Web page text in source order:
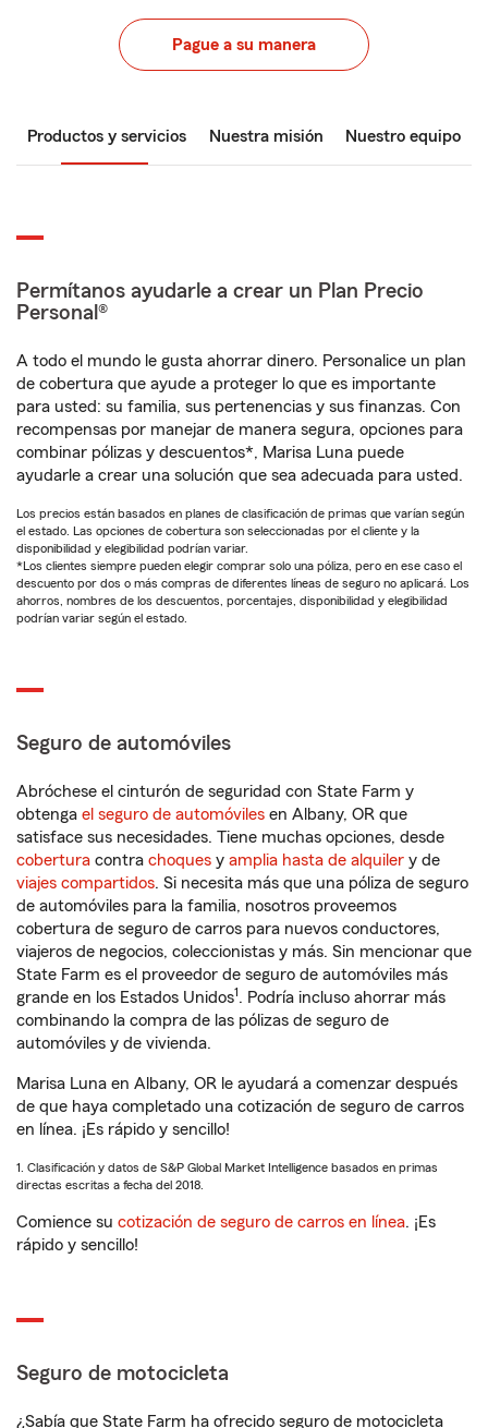
Pague a su manera
Productos y servicios Nuestra misión Nuestro equipo
Permítanos ayudarle a crear un Plan Precio
Personal®
A todo el mundo le gusta ahorrar dinero. Personalice un plan
de cobertura que ayude a proteger lo que es importante
para usted: su familia, sus pertenencias y sus finanzas. Con
recompensas por manejar de manera segura, opciones para
combinar pólizas y descuentos*, Marisa Luna puede
ayudarle a crear una solución que sea adecuada para usted.
Los precios están basados en planes de clasificación de primas que varían según
el estado. Las opciones de cobertura son seleccionadas por el cliente y la
disponibilidad y elegibilidad podrían variar.
*Los clientes siempre pueden elegir comprar solo una póliza, pero en ese caso el
descuento por dos o más compras de diferentes líneas de seguro no aplicará. Los
ahorros, nombres de los descuentos, porcentajes, disponibilidad y elegibilidad
podrían variar según el estado.
Seguro de automóviles
Abróchese el cinturón de seguridad con State Farm y
obtenga el seguro de automóviles en Albany, OR que
satisface sus necesidades. Tiene muchas opciones, desde
cobertura contra choques y amplia hasta de alquiler y de
viajes compartidos. Si necesita más que una póliza de seguro
de automóviles para la familia, nosotros proveemos
cobertura de seguro de carros para nuevos conductores,
viajeros de negocios, coleccionistas y más. Sin mencionar que
State Farm es el proveedor de seguro de automóviles más
grande en los Estados Unidos1. Podría incluso ahorrar más
combinando la compra de las pólizas de seguro de
automóviles y de vivienda.
Marisa Luna en Albany, OR le ayudará a comenzar después
de que haya completado una cotización de seguro de carros
en línea. ¡Es rápido y sencillo!
1. Clasificación y datos de S&P Global Market Intelligence basados en primas
directas escritas a fecha del 2018.
Comience su cotización de seguro de carros en línea. ¡Es
rápido y sencillo!
Seguro de motocicleta
¿Sabía que State Farm ha ofrecido seguro de motocicleta